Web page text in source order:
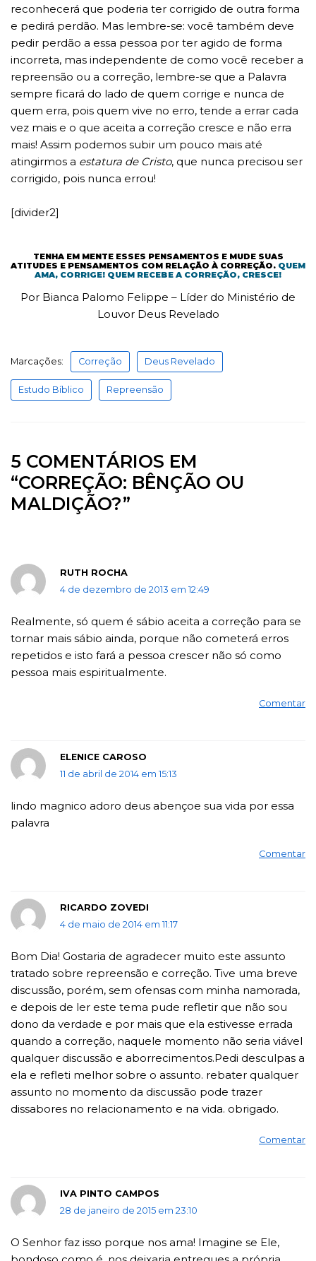
reconhecerá que poderia ter corrigido de outra forma
e pedirá perdão. Mas lembre-se: você também deve
pedir perdão a essa pessoa por ter agido de forma
incorreta, mas independente de como você receber a
repreensão ou a correção, lembre-se que a Palavra
sempre ficará do lado de quem corrige e nunca de
quem erra, pois quem vive no erro, tende a errar cada
vez mais e o que aceita a correção cresce e não erra
mais! Assim podemos subir um pouco mais até
atingirmos a estatura de Cristo, que nunca precisou ser
corrigido, pois nunca errou!
[divider2]
TENHA EM MENTE ESSES PENSAMENTOS E MUDE SUAS
ATITUDES E PENSAMENTOS COM RELAÇÃO À CORREÇÃO. QUEM
AMA, CORRIGE! QUEM RECEBE A CORREÇÃO, CRESCE!
Por Bianca Palomo Felippe – Líder do Ministério de
Louvor Deus Revelado
Marcações: Correção Deus Revelado
Estudo Bíblico Repreensão
5 COMENTÁRIOS EM
“CORREÇÃO: BÊNÇÃO OU
MALDIÇÃO?”
RUTH ROCHA
4 de dezembro de 2013 em 12:49
Realmente, só quem é sábio aceita a correção para se
tornar mais sábio ainda, porque não cometerá erros
repetidos e isto fará a pessoa crescer não só como
pessoa mais espiritualmente.
Comentar
ELENICE CAROSO
11 de abril de 2014 em 15:13
lindo magnico adoro deus abençoe sua vida por essa
palavra
Comentar
RICARDO ZOVEDI
4 de maio de 2014 em 11:17
Bom Dia! Gostaria de agradecer muito este assunto
tratado sobre repreensão e correção. Tive uma breve
discussão, porém, sem ofensas com minha namorada,
e depois de ler este tema pude refletir que não sou
dono da verdade e por mais que ela estivesse errada
quando a correção, naquele momento não seria viável
qualquer discussão e aborrecimentos.Pedi desculpas a
ela e refleti melhor sobre o assunto. rebater qualquer
assunto no momento da discussão pode trazer
dissabores no relacionamento e na vida. obrigado.
Comentar
IVA PINTO CAMPOS
28 de janeiro de 2015 em 23:10
O Senhor faz isso porque nos ama! Imagine se Ele,